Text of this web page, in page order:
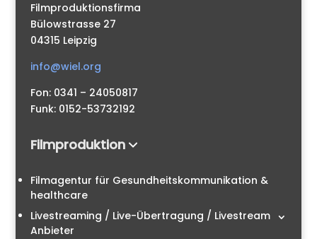
Filmproduktionsfirma
Bülowstrasse 27
04315 Leipzig
info@wiel.org
Fon: 0341 – 24050817
Funk: 0152-53732192
Filmproduktion
Filmagentur für Gesundheitskommunikation &
healthcare
Livestreaming / Live-Übertragung / Livestream
Anbieter